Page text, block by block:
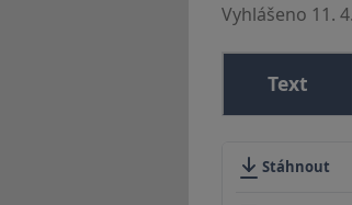
Vyhlášeno 11.
Text
Stáhnout